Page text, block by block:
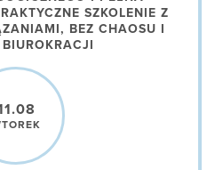
SZKOLENIE Z
BEZ CHAOSU I